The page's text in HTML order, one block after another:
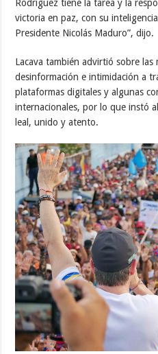
Rodríguez tiene la tarea y la
victoria en paz, con su
Presidente Nicolás Maduro”, dijo.
Lacava también advirtió sobre las
desinformación e intimidación a
plataformas digitales y algunas
internacionales, por lo que instó
leal, unido y atento.